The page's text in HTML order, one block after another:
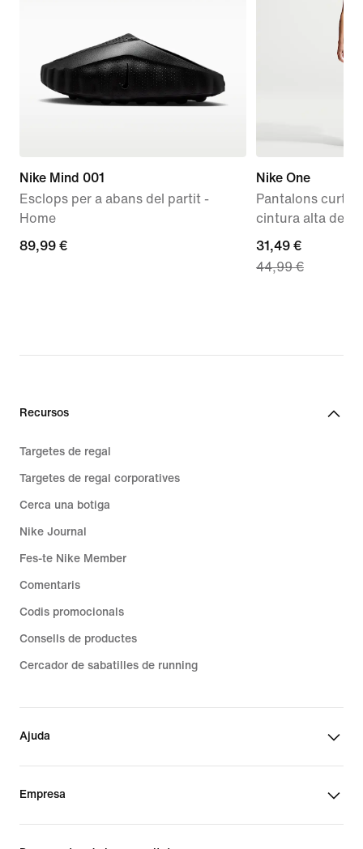
Nike Mind 001
Esclops per a abans del partit -
Home
89,99 €
89,99 €
Nike One
Pantalons curts
cintura alta de 8
current
price
44,99 €
31,49 €
44,99 €
Recursos
Targetes de regal
Targetes de regal corporatives
Cerca una botiga
Nike Journal
Fes-te Nike Member
Comentaris
Codis promocionals
Consells de productes
Cercador de sabatilles de running
Ajuda
Empresa